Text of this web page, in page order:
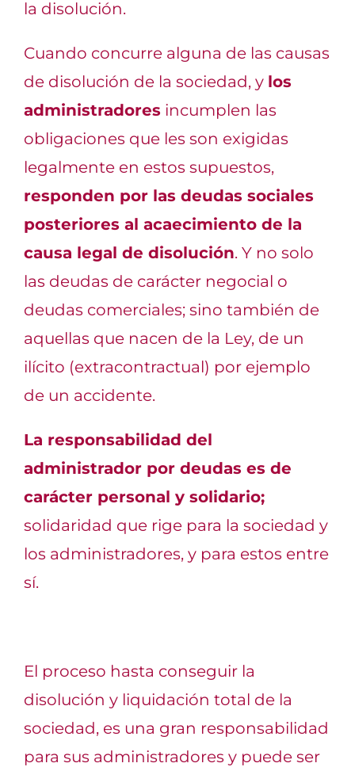
la disolución.
Cuando concurre alguna de las causas
de disolución de la sociedad, y los
administradores incumplen las
obligaciones que les son exigidas
legalmente en estos supuestos,
responden por las deudas sociales
posteriores al acaecimiento de la
causa legal de disolución. Y no solo
las deudas de carácter negocial o
deudas comerciales; sino también de
aquellas que nacen de la Ley, de un
ilícito (extracontractual) por ejemplo
de un accidente.
La responsabilidad del
administrador por deudas es de
carácter personal y solidario;
solidaridad que rige para la sociedad y
los administradores, y para estos entre
sí.
El proceso hasta conseguir la
disolución y liquidación total de la
sociedad, es una gran responsabilidad
para sus administradores y puede ser